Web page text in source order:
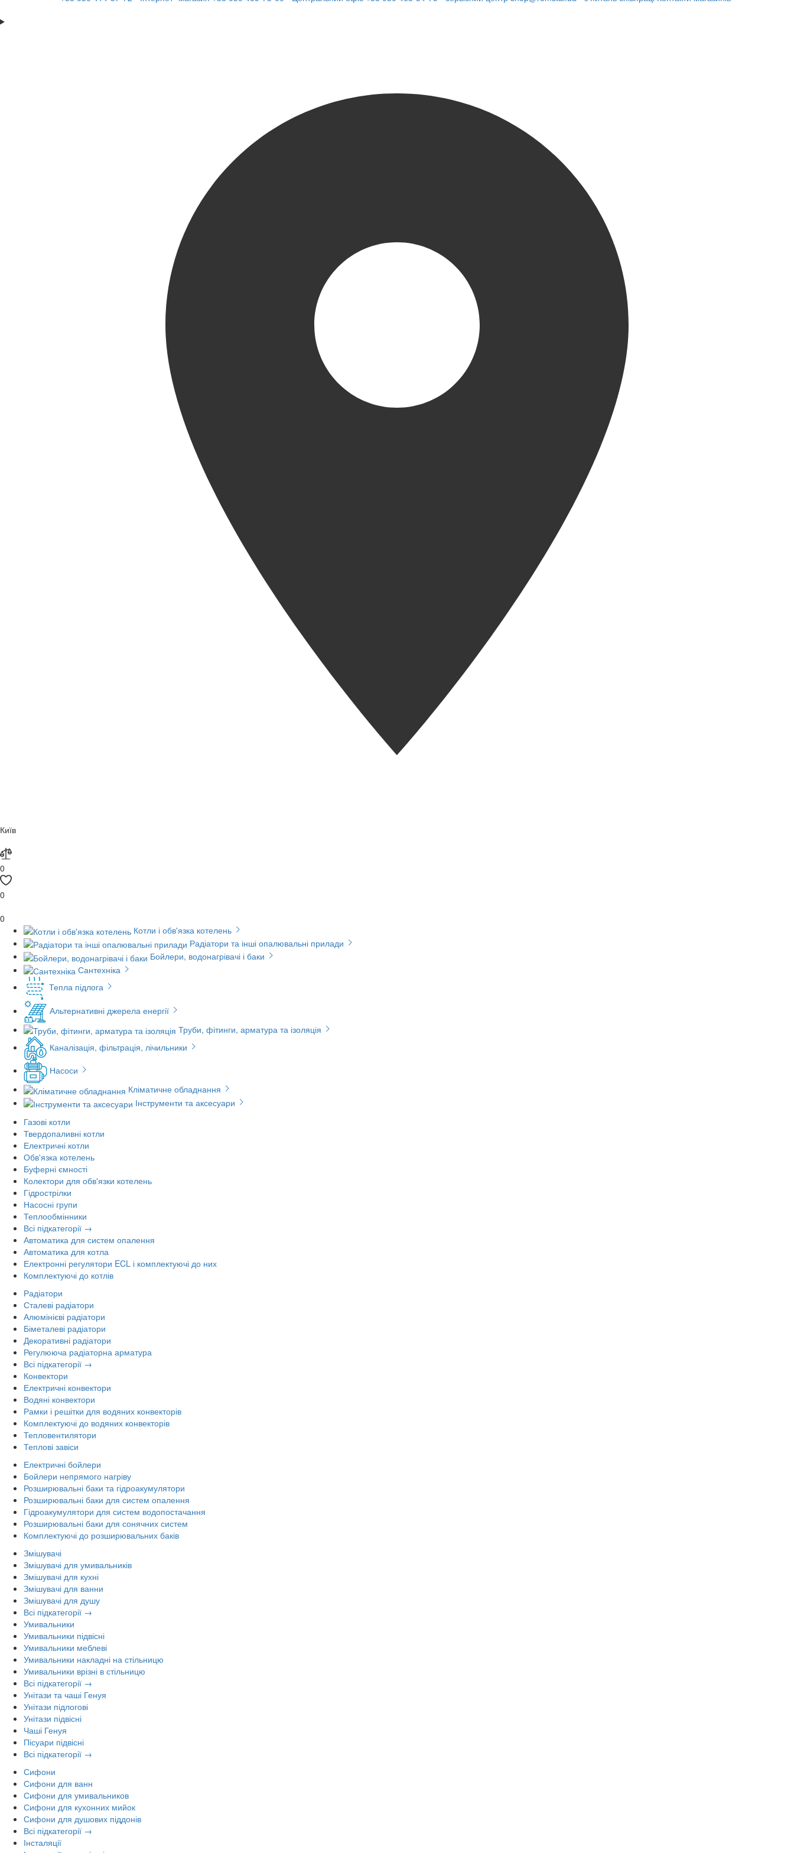
Київ
0
0
0
Котли і обв'язка котелень
Радіатори та інші опалювальні прилади
Бойлери, водонагрівачі і баки
Сантехніка
Тепла підлога
Альтернативні джерела енергії
Труби, фітинги, арматура та ізоляція
Каналізація, фільтрація, лічильники
Насоси
Кліматичне обладнання
Інструменти та аксесуари
Газові котли
Твердопаливні котли
Електричні котли
Обв'язка котелень
Буферні ємності
Колектори для обв'язки котелень
Гідрострілки
Насосні групи
Теплообмінники
Всі підкатегорії →
Автоматика для систем опалення
Автоматика для котла
Електронні регулятори ECL і комплектуючі до них
Комплектуючі до котлів
Радіатори
Сталеві радіатори
Алюмінієві радіатори
Біметалеві радіатори
Декоративні радіатори
Регулююча радіаторна арматура
Всі підкатегорії →
Конвектори
Електричні конвектори
Водяні конвектори
Рамки і решітки для водяних конвекторів
Комплектуючі до водяних конвекторів
Тепловентилятори
Теплові завіси
Електричні бойлери
Бойлери непрямого нагріву
Розширювальні баки та гідроакумулятори
Розширювальні баки для систем опалення
Гідроакумулятори для систем водопостачання
Розширювальні баки для сонячних систем
Комплектуючі до розширювальних баків
Змішувачі
Змішувачі для умивальників
Змішувачі для кухні
Змішувачі для ванни
Змішувачі для душу
Всі підкатегорії →
Умивальники
Умивальники підвісні
Умивальники меблеві
Умивальники накладні на стільницю
Умивальники врізні в стільницю
Всі підкатегорії →
Унітази та чаші Генуя
Унітази підлогові
Унітази підвісні
Чаші Генуя
Пісуари підвісні
Всі підкатегорії →
Сифони
Сифони для ванн
Сифони для умивальников
Сифони для кухонних мийок
Сифони для душових піддонів
Всі підкатегорії →
Інсталяції